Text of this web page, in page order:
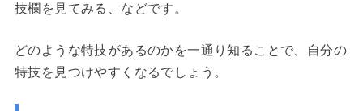
技欄を見てみる、などです。
どのような特技があるのかを一通り知ることで、自分の
特技を見つけやすくなるでしょう。